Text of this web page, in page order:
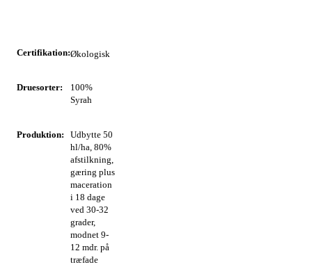
Certifikation:Økologisk
Druesorter:
100%
Syrah
Produktion:
Udbytte 50
hl/ha, 80%
afstilkning,
gæring plus
maceration
i 18 dage
ved 30-32
grader,
modnet 9-
12 mdr. på
træfade